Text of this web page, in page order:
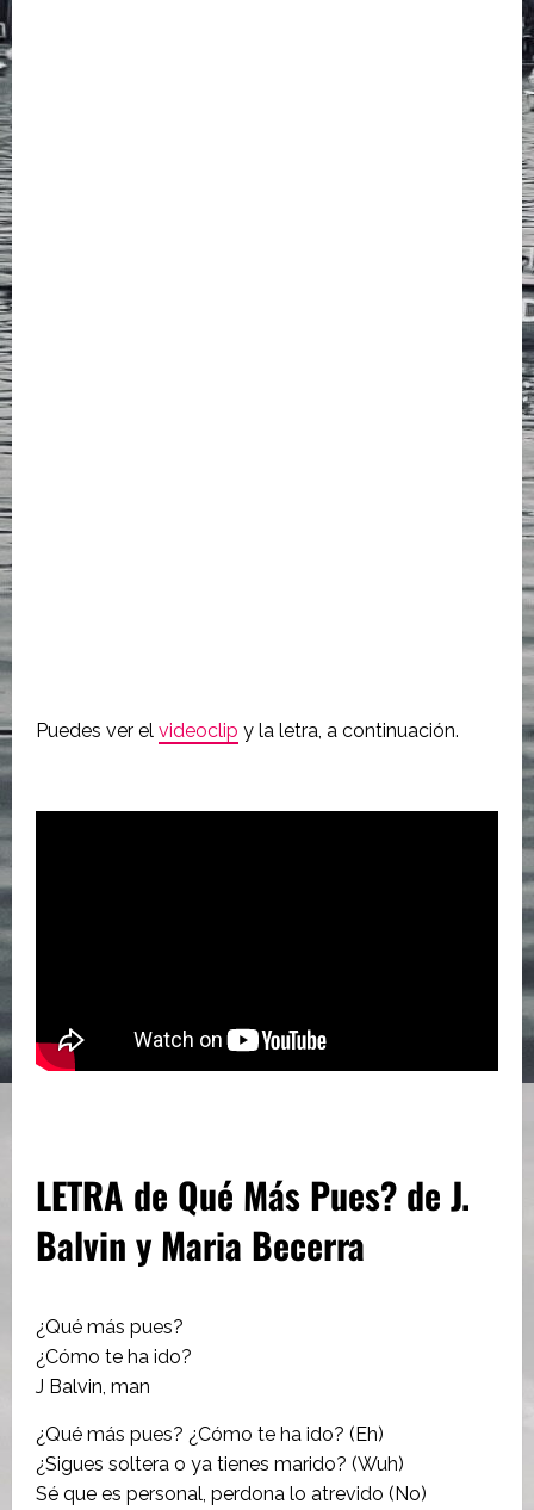
Puedes ver el videoclip y la letra, a continuación.
LETRA de Qué Más Pues? de J.
Balvin y Maria Becerra
¿Qué más pues?
¿Cómo te ha ido?
J Balvin, man
¿Qué más pues? ¿Cómo te ha ido? (Eh)
¿Sigues soltera o ya tienes marido? (Wuh)
Sé que es personal, perdona lo atrevido (No)